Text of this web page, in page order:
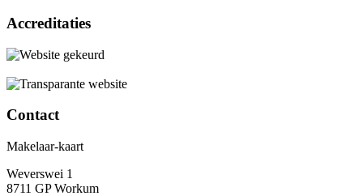
Accreditaties
Contact
Makelaar-kaart
Weverswei 1
8711 GP Workum